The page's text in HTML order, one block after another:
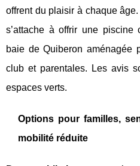
offrent du plaisir à chaque
s’attache à offrir une piscine
baie de Quiberon aménagée
club et parentales. Les avis
espaces verts.
Options pour familles,
mobilité réduite